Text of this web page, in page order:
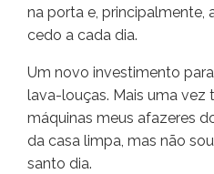
na porta e, principalmente,
cedo a cada dia.
Um novo investimento
lava-louças. Mais uma vez
máquinas meus afazeres
da casa limpa, mas não
santo dia.